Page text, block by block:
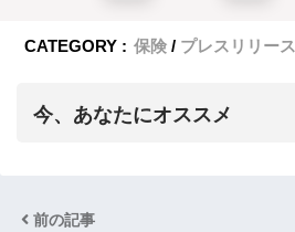
CATEGORY : 保険 プレスリリース
今、あなたにオススメ
前の記事